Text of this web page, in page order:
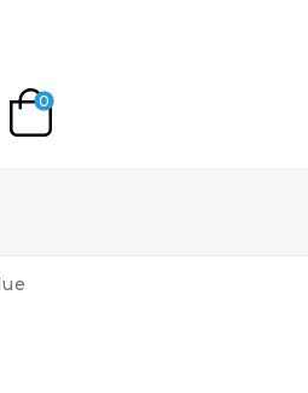
0